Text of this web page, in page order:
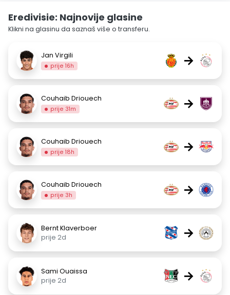
Eredivisie: Najnovije glasine
Klikni na glasinu da saznaš više o transferu.
Jan Virgili
prije 16h →
Couhaib Driouech
prije 31m →
Couhaib Driouech
prije 18h →
Couhaib Driouech
prije 3h →
Bernt Klaverboer
prije 2d
→
Sami Ouaissa
prije 2d
→